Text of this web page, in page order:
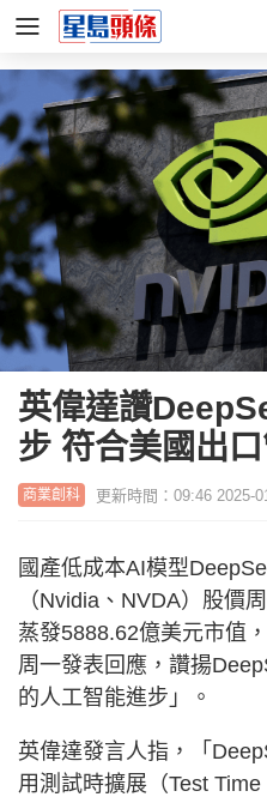
英偉達讚
步 符合美國出口
商業創科 更新時間：09:46 2025-
國產低成本AI模型
（Nvidia、NVDA）股價
蒸發5888.62億美元市值
周一發表回應，讚揚
的人工智能進步」。
英偉達發言人指，「
用測試時擴展（Test